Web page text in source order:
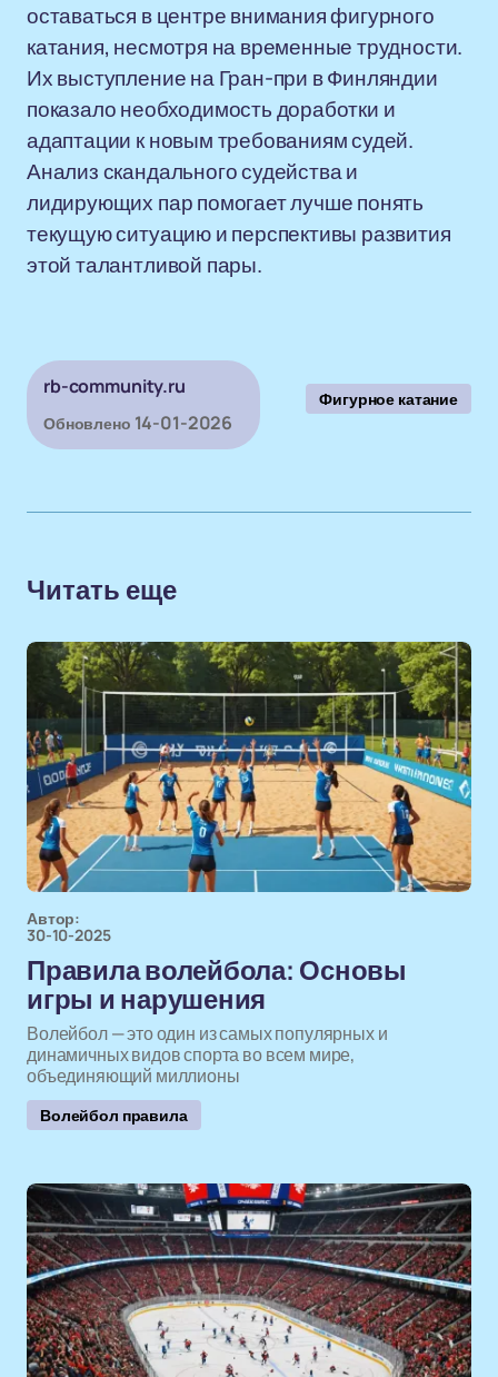
оставаться в центре внимания фигурного
катания, несмотря на временные трудности.
Их выступление на Гран-при в Финляндии
показало необходимость доработки и
адаптации к новым требованиям судей.
Анализ скандального судейства и
лидирующих пар помогает лучше понять
текущую ситуацию и перспективы развития
этой талантливой пары.
rb-community.ru
Обновлено 14-01-2026
Фигурное катание
Читать еще
Автор:
30-10-2025
Правила волейбола: Основы
игры и нарушения
Волейбол — это один из самых популярных и
динамичных видов спорта во всем мире,
объединяющий миллионы
Волейбол правила